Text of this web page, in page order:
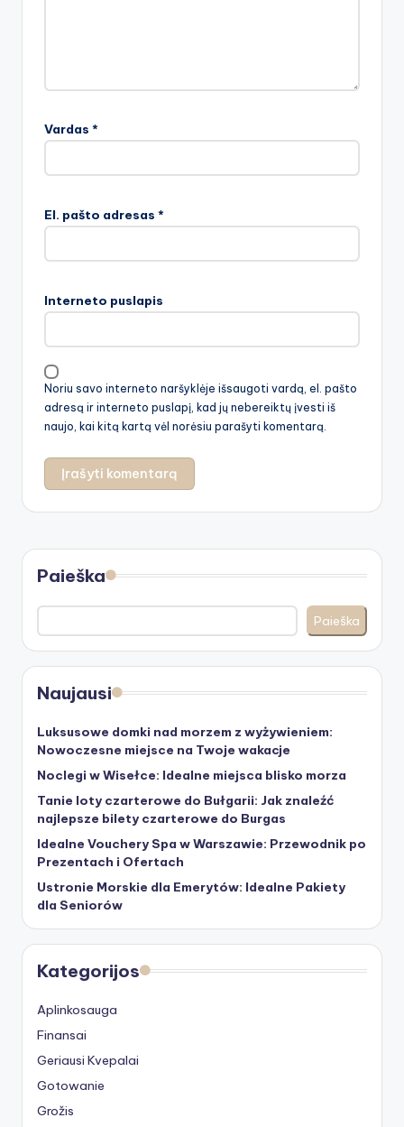
Vardas *
El. pašto adresas *
Interneto puslapis
Noriu savo interneto naršyklėje išsaugoti vardą, el. pašto
adresą ir interneto puslapį, kad jų nebereiktų įvesti iš
naujo, kai kitą kartą vėl norėsiu parašyti komentarą.
Paieška
Paieška
Naujausi
Luksusowe domki nad morzem z wyżywieniem:
Nowoczesne miejsce na Twoje wakacje
Noclegi w Wisełce: Idealne miejsca blisko morza
Tanie loty czarterowe do Bułgarii: Jak znaleźć
najlepsze bilety czarterowe do Burgas
Idealne Vouchery Spa w Warszawie: Przewodnik po
Prezentach i Ofertach
Ustronie Morskie dla Emerytów: Idealne Pakiety
dla Seniorów
Kategorijos
Aplinkosauga
Finansai
Geriausi Kvepalai
Gotowanie
Grožis